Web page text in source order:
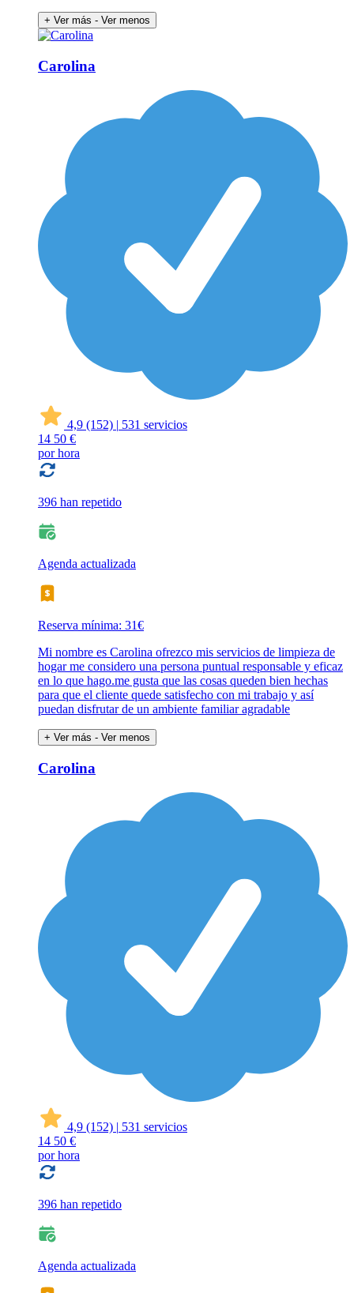
+ Ver más - Ver menos
Carolina
4,9 (152) | 531 servicios
14 50 €
por hora
396 han repetido
Agenda actualizada
Reserva mínima: 31€
Mi nombre es Carolina ofrezco mis servicios de limpieza de
hogar me considero una persona puntual responsable y eficaz
en lo que hago.me gusta que las cosas queden bien hechas
para que el cliente quede satisfecho con mi trabajo y así
puedan disfrutar de un ambiente familiar agradable
+ Ver más - Ver menos
Carolina
4,9 (152) | 531 servicios
14 50 €
por hora
396 han repetido
Agenda actualizada